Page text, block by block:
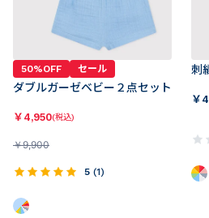
50%OFF セール
ダブルガーゼベビー２点セット
￥ 4,950(税込)
￥9,900
5 (1)
刺
￥